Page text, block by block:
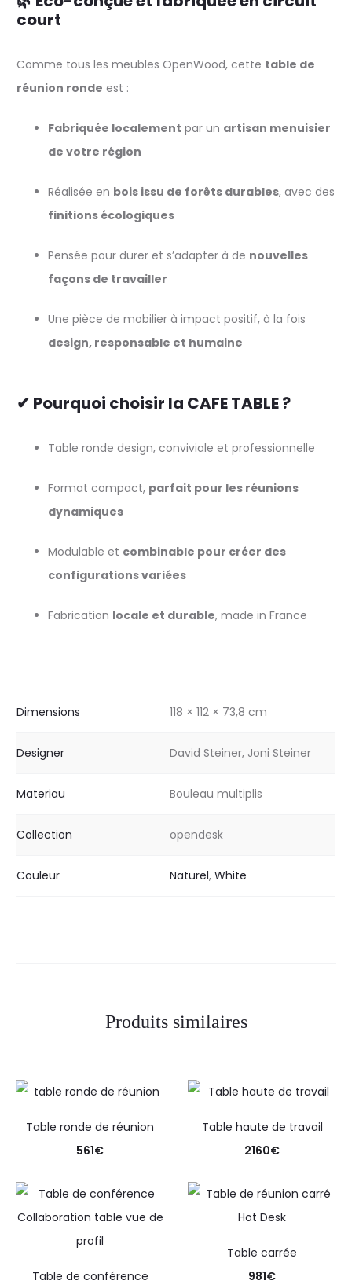
court
Comme tous les meubles OpenWood, cette table de
réunion ronde est :
Fabriquée localement par un artisan menuisier
de votre région
Réalisée en bois issu de forêts durables, avec des
finitions écologiques
Pensée pour durer et s’adapter à de nouvelles
façons de travailler
Une pièce de mobilier à impact positif, à la fois
design, responsable et humaine
✔ Pourquoi choisir la CAFE TABLE ?
Table ronde design, conviviale et professionnelle
Format compact, parfait pour les réunions
dynamiques
Modulable et combinable pour créer des
configurations variées
Fabrication locale et durable, made in France
Dimensions 118 × 112 × 73,8 cm
Designer David Steiner, Joni Steiner
Materiau Bouleau multiplis
Collection opendesk
Couleur Naturel, White
Produits similaires
Table ronde de réunion
561€
Table haute de travail
2160€
Table de conférence
Table carrée
981€